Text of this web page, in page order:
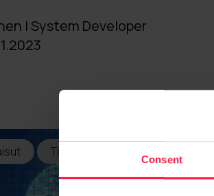
Consent
| System Developer
Tietoturva